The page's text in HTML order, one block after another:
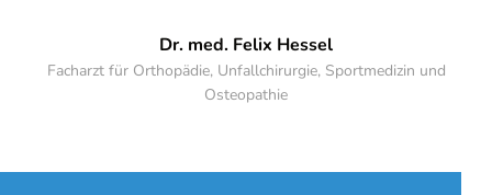
Dr. med. Felix Hessel
Facharzt für Orthopädie, Unfallchirurgie, Sportmedizin und
Osteopathie